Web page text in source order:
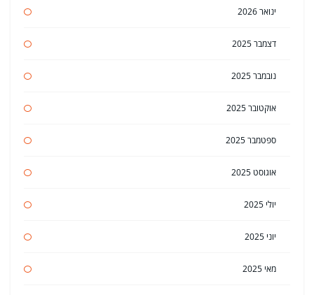
ינואר 2026
דצמבר 2025
נובמבר 2025
אוקטובר 2025
ספטמבר 2025
אוגוסט 2025
יולי 2025
יוני 2025
מאי 2025